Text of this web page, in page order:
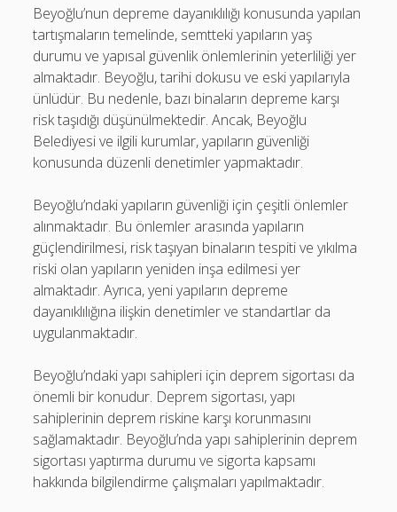
Beyoğlu’nun depreme dayanıklılığı konusunda yapılan
tartışmaların temelinde, semtteki yapıların yaş
durumu ve yapısal güvenlik önlemlerinin yeterliliği yer
almaktadır. Beyoğlu, tarihi dokusu ve eski yapılarıyla
ünlüdür. Bu nedenle, bazı binaların depreme karşı
risk taşıdığı düşünülmektedir. Ancak, Beyoğlu
Belediyesi ve ilgili kurumlar, yapıların güvenliği
konusunda düzenli denetimler yapmaktadır.
Beyoğlu’ndaki yapıların güvenliği için çeşitli önlemler
alınmaktadır. Bu önlemler arasında yapıların
güçlendirilmesi, risk taşıyan binaların tespiti ve yıkılma
riski olan yapıların yeniden inşa edilmesi yer
almaktadır. Ayrıca, yeni yapıların depreme
dayanıklılığına ilişkin denetimler ve standartlar da
uygulanmaktadır.
Beyoğlu’ndaki yapı sahipleri için deprem sigortası da
önemli bir konudur. Deprem sigortası, yapı
sahiplerinin deprem riskine karşı korunmasını
sağlamaktadır. Beyoğlu’nda yapı sahiplerinin deprem
sigortası yaptırma durumu ve sigorta kapsamı
hakkında bilgilendirme çalışmaları yapılmaktadır.